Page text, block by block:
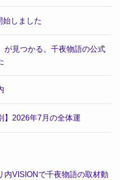
始しました
が見つかる。千夜物語の公式
】2026年7月の全体運
内VISIONで千夜物語の取材動